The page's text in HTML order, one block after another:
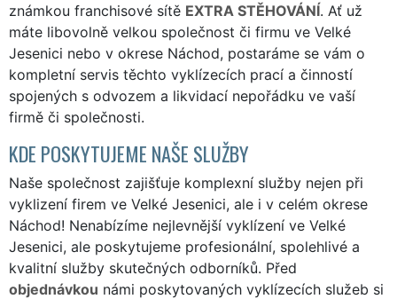
známkou franchisové sítě EXTRA STĚHOVÁNÍ. Ať už
máte libovolně velkou společnost či firmu ve Velké
Jesenici nebo v okrese Náchod, postaráme se vám o
kompletní servis těchto vyklízecích prací a činností
spojených s odvozem a likvidací nepořádku ve vaší
firmě či společnosti.
KDE POSKYTUJEME NAŠE SLUŽBY
Naše společnost zajišťuje komplexní služby nejen při
vyklizení firem ve Velké Jesenici, ale i v celém okrese
Náchod! Nenabízíme nejlevnější vyklízení ve Velké
Jesenici, ale poskytujeme profesionální, spolehlivé a
kvalitní služby skutečných odborníků. Před
objednávkou námi poskytovaných vyklízecích služeb si